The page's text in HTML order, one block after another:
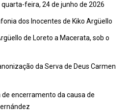
feira, 24 de junho de 2026
dos Inocentes de Kiko Argüello
de Loreto a Macerata, sob o
da Serva de Deus Carmen
encerramento da causa de